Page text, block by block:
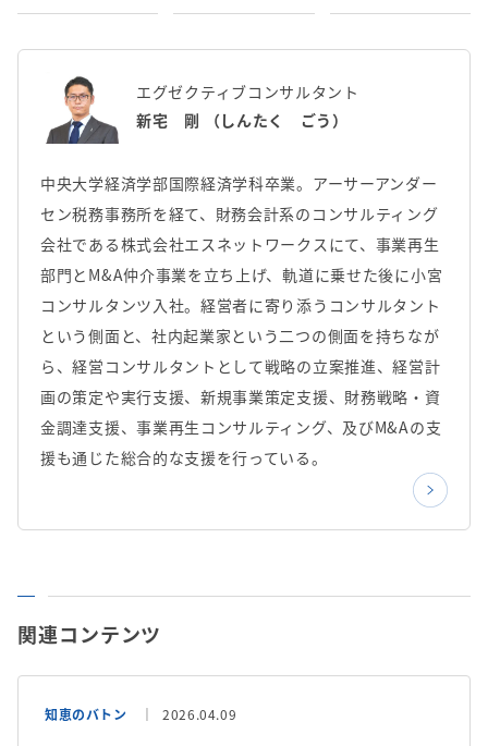
エグゼクティブコンサルタント
新宅 剛 （しんたく ごう）
中央大学経済学部国際経済学科卒業。アーサーアンダー
セン税務事務所を経て、財務会計系のコンサルティング
会社である株式会社エスネットワークスにて、事業再生
部門とM&A仲介事業を立ち上げ、軌道に乗せた後に小宮
コンサルタンツ入社。経営者に寄り添うコンサルタント
という側面と、社内起業家という二つの側面を持ちなが
ら、経営コンサルタントとして戦略の立案推進、経営計
画の策定や実行支援、新規事業策定支援、財務戦略・資
金調達支援、事業再生コンサルティング、及びM&Aの支
援も通じた総合的な支援を行っている。
関連コンテンツ
知恵のバトン 2026.04.09